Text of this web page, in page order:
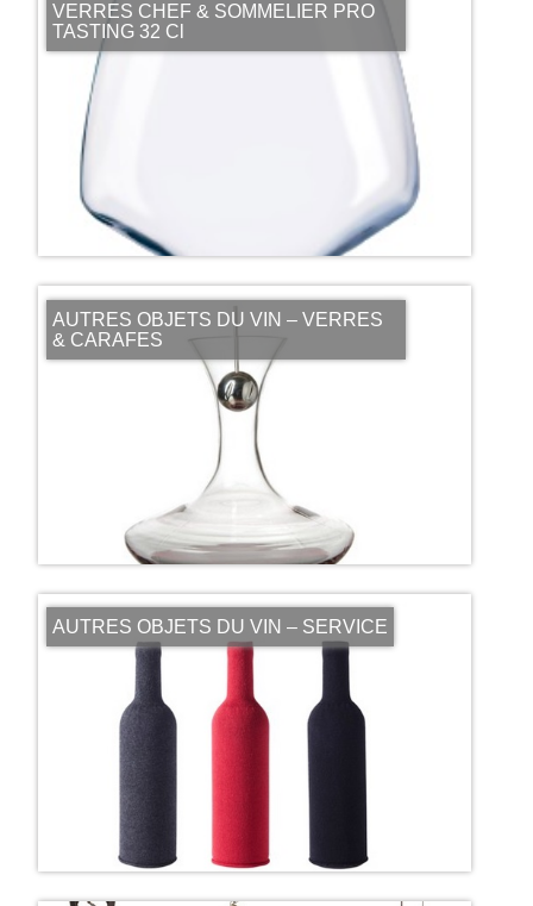
VERRES CHEF & SOMMELIER PRO
TASTING 32 Cl
AUTRES OBJETS DU VIN – VERRES
& CARAFES
AUTRES OBJETS DU VIN – SERVICE